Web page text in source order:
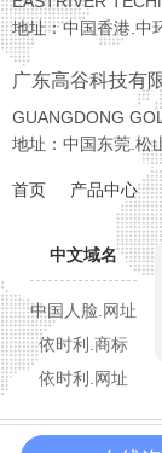
地址：中国香港.中
广东高谷科技有
GUANGDONG
地址：中国东莞.松
首页 产品中心
中文域名
中国人脸.网址
依时利.商标
依时利.网址
Copyright © 2026